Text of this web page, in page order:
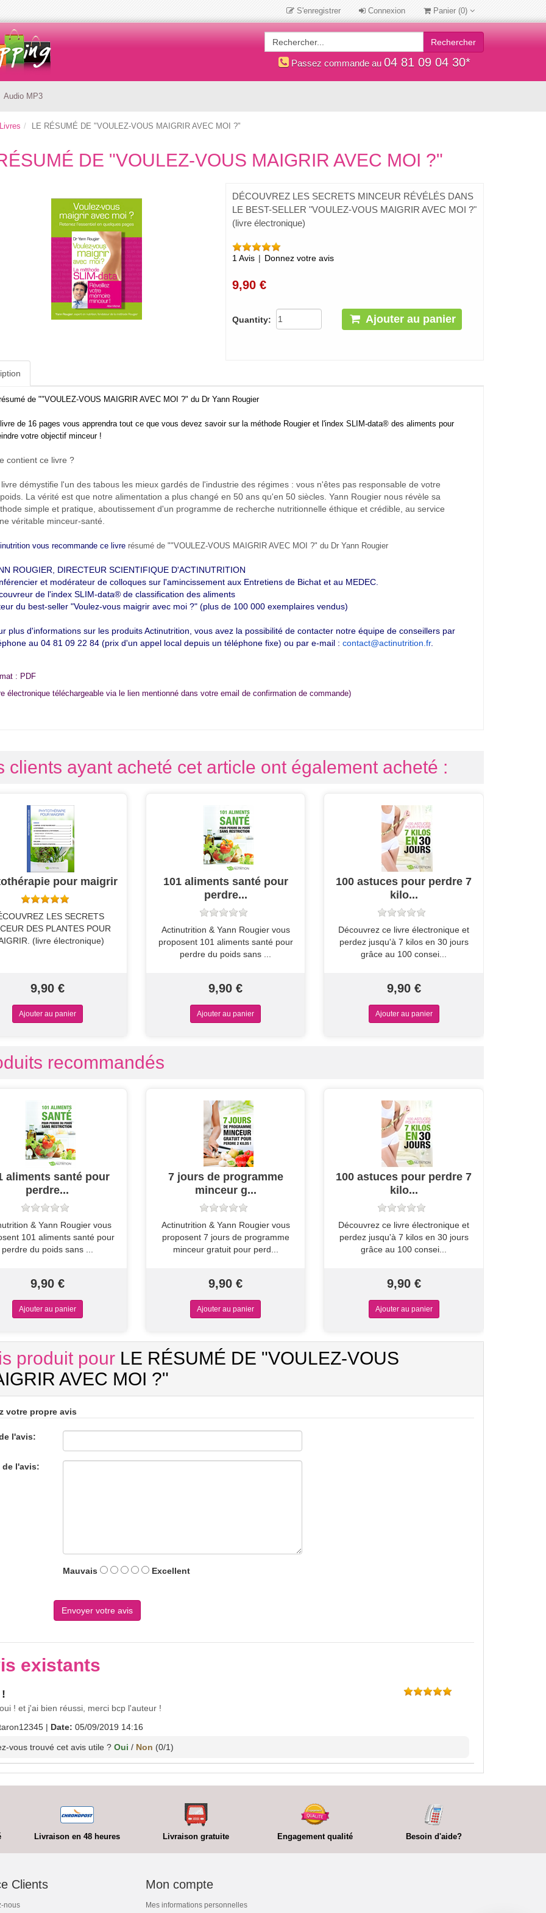
S'enregistrer Connexion Panier (0)
Rechercher
Passez commande au 04 81 09 04 30*
Audio MP3
Livres LE RÉSUMÉ DE "VOULEZ-VOUS MAIGRIR AVEC MOI ?"
DE "VOULEZ-VOUS MAIGRIR AVEC MOI ?"
​DÉCOUVREZ LES SECRETS MINCEUR RÉVÉLÉS DANS
LE BEST-SELLER "VOULEZ-VOUS MAIGRIR AVEC MOI ?"
(livre électronique)
1 Avis | Donnez votre avis
9,90 €
Quantity: Ajouter au panier
de ""VOULEZ-VOUS MAIGRIR AVEC MOI ?" du Dr Yann Rougier
de 16 pages vous apprendra tout ce que vous devez savoir sur la méthode Rougier et l'index SLIM-data® des aliments pour
votre objectif minceur !
contient ce livre ?
démystifie l'un des tabous les mieux gardés de l'industrie des régimes : vous n'êtes pas responsable de votre
La vérité est que notre alimentation a plus changé en 50 ans qu'en 50 siècles. Yann Rougier nous révèle sa
simple et pratique, aboutissement d'un programme de recherche nutritionnelle éthique et crédible, au service
véritable minceur-santé.
vous recommande ce livrerésumé de ""VOULEZ-VOUS MAIGRIR AVEC MOI ?" du Dr Yann Rougier
ROUGIER, DIRECTEUR SCIENTIFIQUE D'ACTINUTRITION
et modérateur de colloques sur l'amincissement aux Entretiens de Bichat et au MEDEC.
de l'index SLIM-data® de classification des aliments
du best-seller "Voulez-vous maigrir avec moi ?" (plus de 100 000 exemplaires vendus)
plus d'informations sur les produits Actinutrition, vous avez la possibilité de contacter notre équipe de conseillers par
au 04 81 09 22 84 (prix d'un appel local depuis un téléphone fixe) ou par e-mail : contact@actinutrition.fr.
: PDF
électronique téléchargeable via le lien mentionné dans votre email de confirmation de commande)
clients ayant acheté cet article ont également acheté :
pour maigrir
LES SECRETS
DES PLANTES POUR
(livre électronique)
9,90 €
101 aliments santé pour
perdre...
​Actinutrition & Yann Rougier vous
proposent 101 aliments santé pour
perdre du poids sans ...
9,90 €
100 astuces pour perdre 7
kilo...
Découvrez ce livre électronique et
perdez jusqu'à 7 kilos en 30 jours
grâce au 100 consei...
9,90 €
recommandés
aliments santé pour
perdre...
& Yann Rougier vous
101 aliments santé pour
perdre du poids sans ...
9,90 €
7 jours de programme
minceur g...
Actinutrition & Yann Rougier vous
proposent 7 jours de programme
minceur gratuit pour perd...
9,90 €
100 astuces pour perdre 7
kilo...
Découvrez ce livre électronique et
perdez jusqu'à 7 kilos en 30 jours
grâce au 100 consei...
9,90 €
produit pour LE RÉSUMÉ DE "VOULEZ-VOUS
AVEC MOI ?"
votre propre avis
l'avis:
de l'avis:
Mauvais Excellent
existants
! et j'ai bien réussi, merci bcp l'auteur !
| Date: 05/09/2019 14:16
vous trouvé cet avis utile ? Oui / Non (0/1)
Livraison en 48 heures Livraison gratuite Engagement qualité Besoin d'aide?
Clients
nous
Mon compte
Mes informations personnelles